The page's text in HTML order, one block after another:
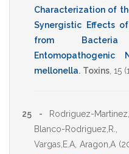
Characterization of
Synergistic Effects
from
Entomopathogenic
mellonella. Toxins 15
25 - Rodriguez-
Blanco-Rodriguez,R.
Vargas,E.A Aragon,A